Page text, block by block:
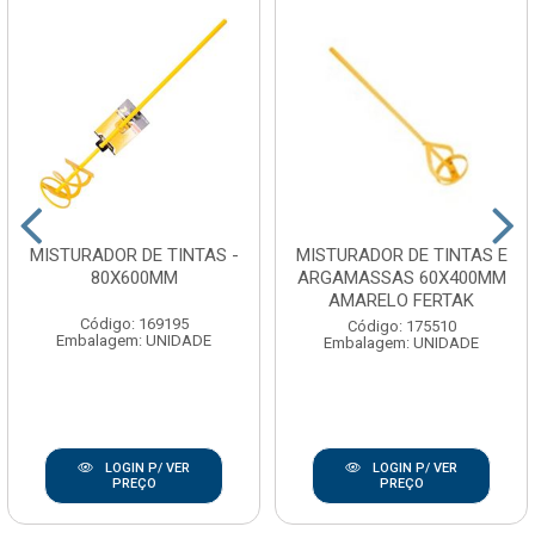
MISTURADOR DE TINTAS -
80X600MM
Código: 169195
Embalagem: UNIDADE
LOGIN P/ VER
PREÇO
MISTURADOR DE TINTAS E
ARGAMASSAS 60X400MM
AMARELO FERTAK
Código: 175510
Embalagem: UNIDADE
LOGIN P/ VER
PREÇO